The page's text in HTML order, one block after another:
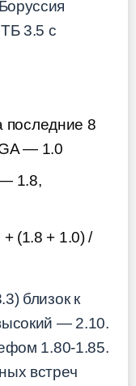
3.5 с
последние 8
— 1.0
1.8,
(1.8 + 1.0) /
близок к
— 2.10.
1.80-1.85.
встреч